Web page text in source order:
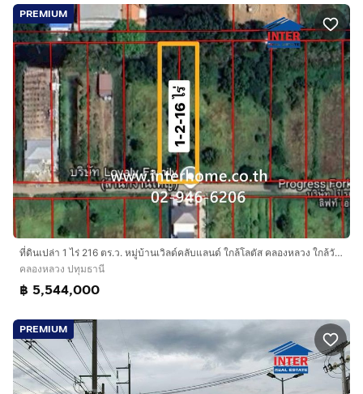
PREMIUM
ที่ดินเปล่า 1 ไร่ 216 ตร.ว. หมู่บ้านเวิลด์คลับแลนด์ ใกล้โลตัส คลองหลวง ใกล้วัดพระธรรมกาย ถนนกาญจนาภิเษก ถนนคลองหลวง คลองหลวง ปทุมธานี
คลองหลวง ปทุมธานี
฿ 5,544,000
PREMIUM